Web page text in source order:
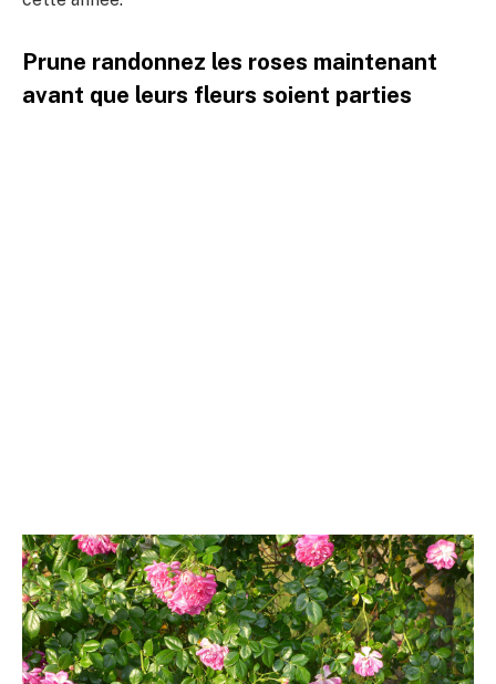
Prune randonnez les roses maintenant
avant que leurs fleurs soient parties